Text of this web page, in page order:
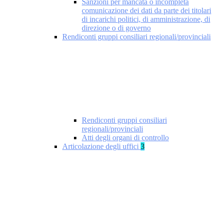
Sanzioni per mancata o incompleta
comunicazione dei dati da parte dei titolari
di incarichi politici, di amministrazione, di
direzione o di governo
Rendiconti gruppi consiliari regionali/provinciali
Rendiconti gruppi consiliari
regionali/provinciali
Atti degli organi di controllo
Articolazione degli uffici 3